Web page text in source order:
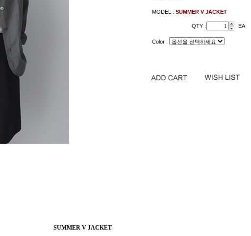
MODEL : SUMMER V JACKET
QTY : EA
Color :
SUMMER V JACKET